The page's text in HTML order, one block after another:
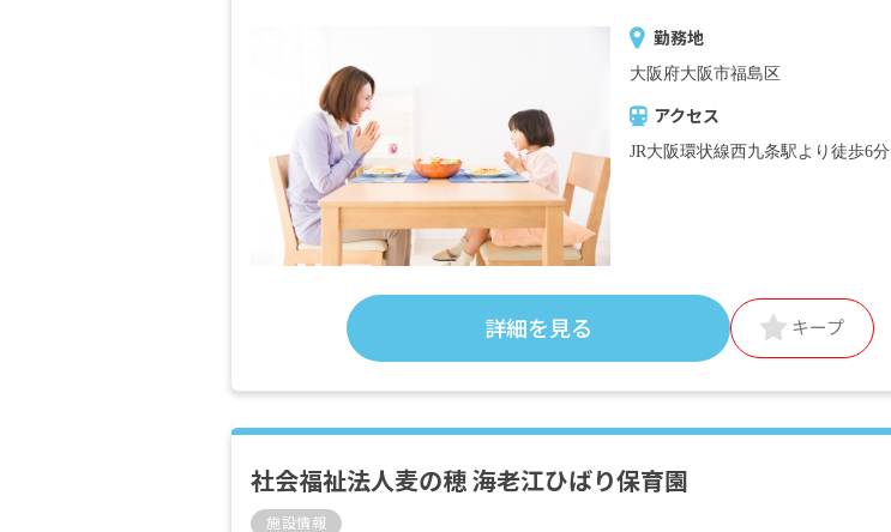
勤務地
大阪府大阪市福島区
アクセス
JR大阪環状線西九条駅より徒歩6分
詳細を見る キープ
社会福祉法人麦の穂 海老江ひばり保育園
施設情報